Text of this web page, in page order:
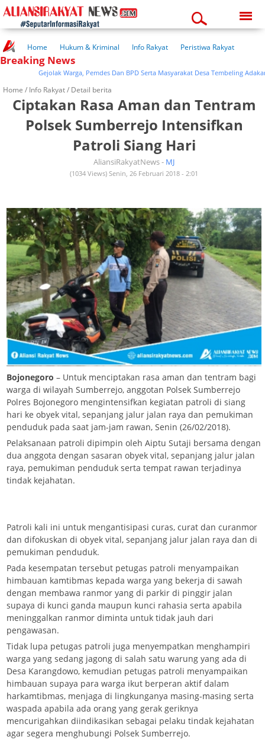
10:52:48 pm
Home Hukum & Kriminal Info Rakyat
Peristiwa Rakyat
Kuliner Rakyat
Wisata Rakyat
Pendidikan
Kesehatan
Breaking News
Gejolak Warga, Pemdes Dan BPD Serta Masyarakat Desa Tembeling Adakan
Home / Info Rakyat/ Detail berita
Ciptakan Rasa Aman dan Tentram
Polsek Sumberrejo Intensifkan
Patroli Siang Hari
AliansiRakyatNews - MJ
(1034 Views) Senin, 26 Februari 2018 - 2:01
Bojonegoro – Untuk menciptakan rasa aman dan tentram bagi
warga di wilayah Sumberrejo, anggotan Polsek Sumberrejo
Polres Bojonegoro mengintensifkan kegiatan patroli di siang
hari ke obyek vital, sepanjang jalur jalan raya dan pemukiman
penduduk pada saat jam-jam rawan, Senin (26/02/2018).
Pelaksanaan patroli dipimpin oleh Aiptu Sutaji bersama dengan
dua anggota dengan sasaran obyek vital, sepanjang jalur jalan
raya, pemukiman penduduk serta tempat rawan terjadinya
tindak kejahatan.
Patroli kali ini untuk mengantisipasi curas, curat dan curanmor
dan difokuskan di obyek vital, sepanjang jalur jalan raya dan di
pemukiman penduduk.
Pada kesempatan tersebut petugas patroli menyampaikan
himbauan kamtibmas kepada warga yang bekerja di sawah
dengan membawa ranmor yang di parkir di pinggir jalan
supaya di kunci ganda maupun kunci rahasia serta apabila
meninggalkan ranmor diminta untuk tidak jauh dari
pengawasan.
Tidak lupa petugas patroli juga menyempatkan menghampiri
warga yang sedang jagong di salah satu warung yang ada di
Desa Karangdowo, kemudian petugas patroli menyampaikan
himbauan supaya para warga ikut berperan aktif dalam
harkamtibmas, menjaga di lingkunganya masing-masing serta
waspada apabila ada orang yang gerak geriknya
mencurigahkan diindikasikan sebagai pelaku tindak kejahatan
agar segera menghubungi Polsek Sumberrejo.